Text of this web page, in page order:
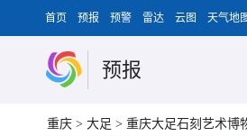
首页 预报 预警 雷达 云图 天气地
预报
重庆 > 大足 > 重庆大足石刻艺术博